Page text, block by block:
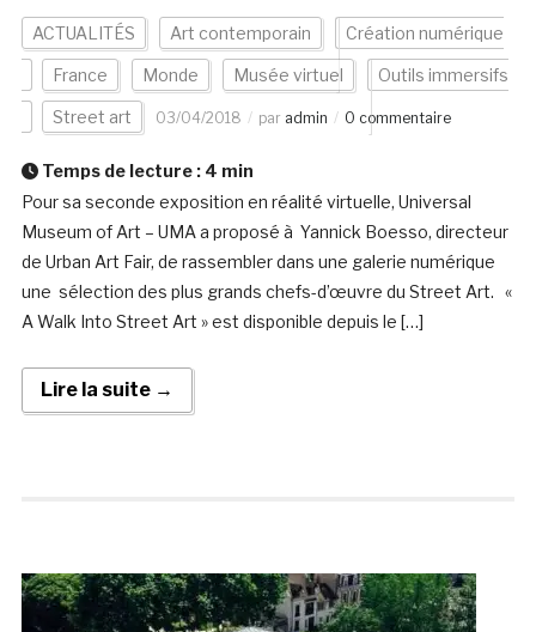
ACTUALITÉS Art contemporain Création numérique
France Monde Musée virtuel Outils immersifs
Street art 03/04/2018 par admin 0 commentaire
Temps de lecture : 4 min
Pour sa seconde exposition en réalité virtuelle, Universal
Museum of Art – UMA a proposé à Yannick Boesso, directeur
de Urban Art Fair, de rassembler dans une galerie numérique
une sélection des plus grands chefs-d’œuvre du Street Art. «
A Walk Into Street Art » est disponible depuis le […]
Lire la suite →